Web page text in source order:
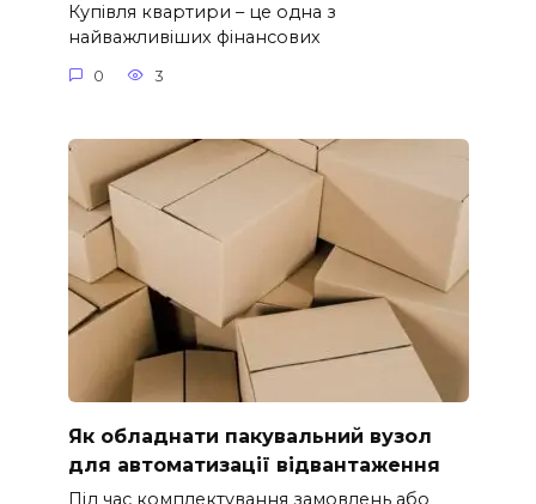
Купівля квартири – це одна з
найважливіших фінансових
0 3
Як обладнати пакувальний вузол
для автоматизації відвантаження
Під час комплектування замовлень або